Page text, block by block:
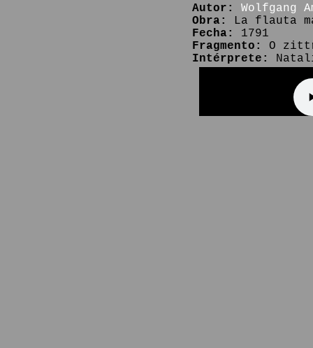
Autor:
Wolfgang
Obra:
La flauta
Fecha:
1791
Fragmento:
O
Intérprete: